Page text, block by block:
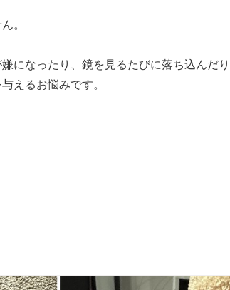
。
になったり、鏡を見るたびに落ち込んだ
えるお悩みです。